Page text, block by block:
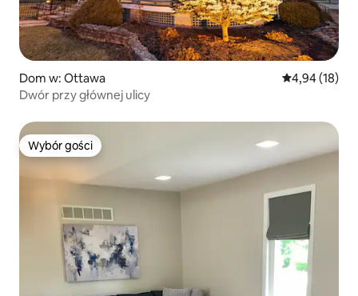
Dom w: Ottawa Średnia
4,94 (18)
Dwór przy głównej ulicy
Wybór gości
Wybór gości